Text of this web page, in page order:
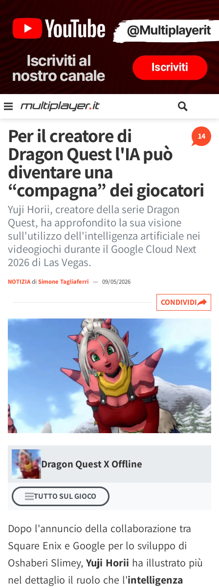
14
Per il creatore di
Dragon Quest l'IA può
diventare una
“compagna” dei giocatori
Yuji Horii, creatore della serie Dragon
Quest, ha approfondito la sua visione
sull'utilizzo dell'intelligenza artificiale nei
videogiochi durante il Google Cloud Next
2026 di Las Vegas.
NOTIZIAdi Simone Tagliaferri — 09/05/2026
CONDIVIDI
Dragon Quest X Offline
TUTTO SUL GIOCO
Dopo l'annuncio della collaborazione tra
Square Enix e Google per lo sviluppo di
Oshaberi Slimey, Yuji Horii ha illustrato più
nel dettaglio il ruolo che l'intelligenza